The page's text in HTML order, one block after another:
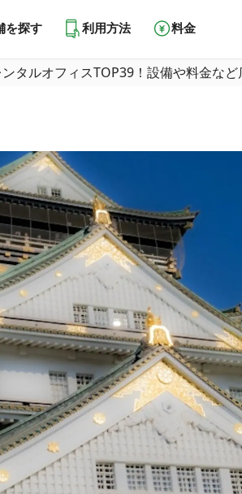
を探す 利用方法 料金
ンタルオフィスTOP39！設備や料金な